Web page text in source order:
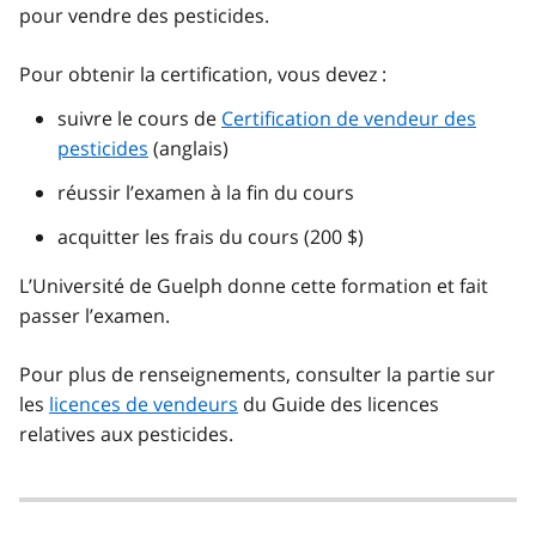
pour vendre des pesticides.
Pour obtenir la certification, vous devez :
suivre le cours de Certification de vendeur des
pesticides (anglais)
réussir l’examen à la fin du cours
acquitter les frais du cours (200 $)
L’Université de Guelph donne cette formation et fait
passer l’examen.
Pour plus de renseignements, consulter la partie sur
les licences de vendeurs du Guide des licences
relatives aux pesticides.